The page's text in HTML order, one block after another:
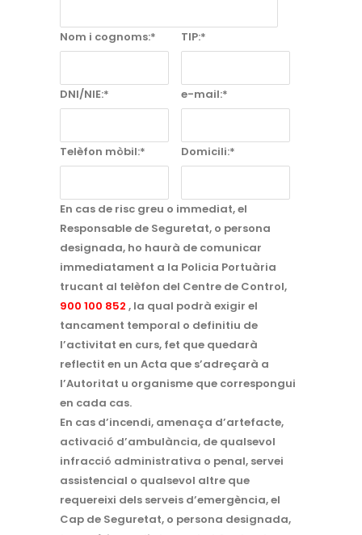
Nom i cognoms:* TIP:*
DNI/NIE:* e-mail:*
Telèfon mòbil:* Domicili:*
En cas de risc greu o immediat, el
Responsable de Seguretat, o persona
designada, ho haurà de comunicar
immediatament a la Policia Portuària
trucant al telèfon del Centre de Control,
900 100 852 , la qual podrà exigir el
tancament temporal o definitiu de
l’activitat en curs, fet que quedarà
reflectit en un Acta que s’adreçarà a
l’Autoritat u organisme que correspongui
en cada cas.
En cas d’incendi, amenaça d’artefacte,
activació d’ambulància, de qualsevol
infracció administrativa o penal, servei
assistencial o qualsevol altre que
requereixi dels serveis d’emergència, el
Cap de Seguretat, o persona designada,